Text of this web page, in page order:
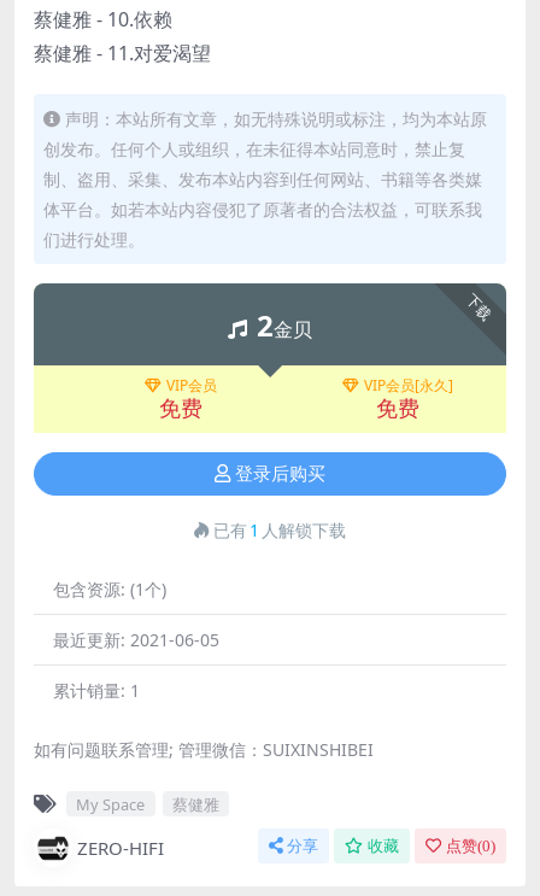
蔡健雅 - 10.依赖
蔡健雅 - 11.对爱渴望
声明：本站所有文章，如无特殊说明或标注，均为本站原
创发布。任何个人或组织，在未征得本站同意时，禁止复
制、盗用、采集、发布本站内容到任何网站、书籍等各类媒
体平台。如若本站内容侵犯了原著者的合法权益，可联系我
们进行处理。
下载
2金贝
VIP会员
免费
VIP会员[永久]
免费
登录后购买
已有1 人解锁下载
包含资源: (1个)
最近更新: 2021-06-05
累计销量: 1
如有问题联系管理; 管理微信：SUIXINSHIBEI
My Space 蔡健雅
ZERO-HIFI 分享 收藏 点赞(0)